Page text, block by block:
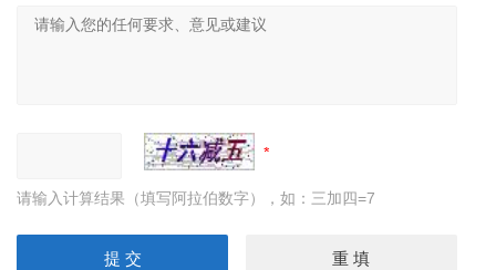
请输入计算结果（填写阿拉伯数字），如：三加四=7